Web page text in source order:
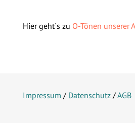
Hier geht´s zu O-Tönen unserer
Impressum / Datenschutz/AGB